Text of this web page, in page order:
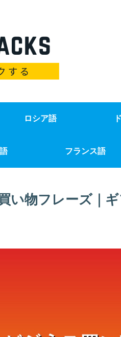
ロシア語
フランス語
い物フレーズ｜